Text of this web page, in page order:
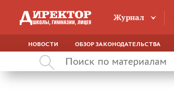
Журнал
НОВОСТИ ОБЗОР ЗАКОНОДАТЕЛЬСТВА